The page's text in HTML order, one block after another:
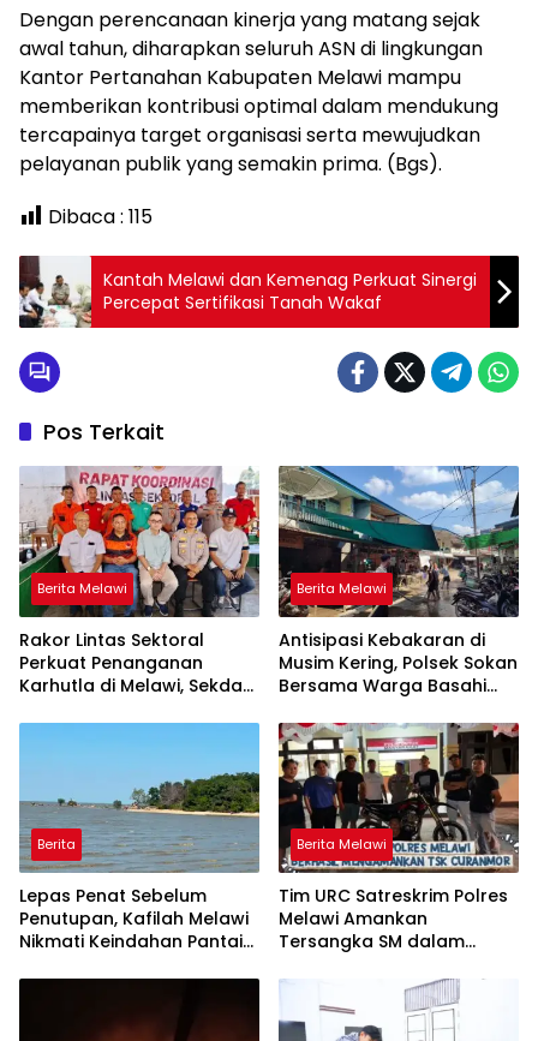
Dengan perencanaan kinerja yang matang sejak
awal tahun, diharapkan seluruh ASN di lingkungan
Kantor Pertanahan Kabupaten Melawi mampu
memberikan kontribusi optimal dalam mendukung
tercapainya target organisasi serta mewujudkan
pelayanan publik yang semakin prima. (Bgs).
Dibaca : 115
Kantah Melawi dan Kemenag Perkuat Sinergi
Percepat Sertifikasi Tanah Wakaf
Pos Terkait
Berita Melawi
Rakor Lintas Sektoral
Perkuat Penanganan
Karhutla di Melawi, Sekda
Tingkatkan Kewaspadaan
Berita Melawi
Antisipasi Kebakaran di
Musim Kering, Polsek Sokan
Bersama Warga Basahi
Berita
Lepas Penat Sebelum
Penutupan, Kafilah Melawi
Nikmati Keindahan Pantai
Berita Melawi
Tim URC Satreskrim Polres
Melawi Amankan
Tersangka SM dalam
Paal